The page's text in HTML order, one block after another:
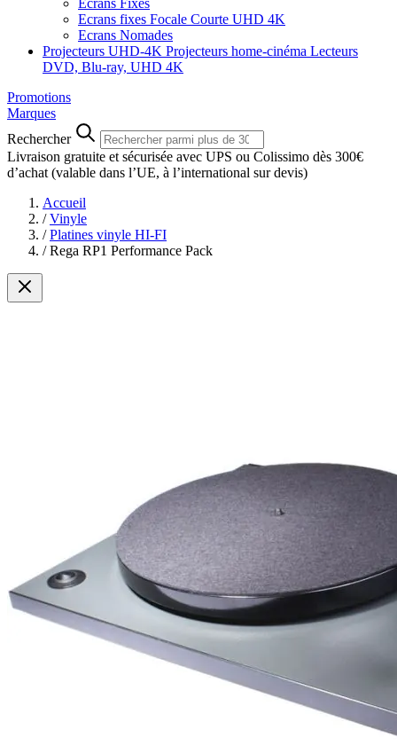
Ecrans Fixes
Ecrans fixes Focale Courte UHD 4K
Ecrans Nomades
Projecteurs UHD-4K Projecteurs home-cinéma Lecteurs
DVD, Blu-ray, UHD 4K
Promotions
Marques
Rechercher
Livraison gratuite et sécurisée avec UPS ou Colissimo dès 300€
d’achat (valable dans l’UE, à l’international sur devis)
Accueil
/ Vinyle
/ Platines vinyle HI-FI
/ Rega RP1 Performance Pack